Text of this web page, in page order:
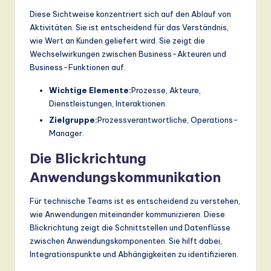
Diese Sichtweise konzentriert sich auf den Ablauf von
Aktivitäten. Sie ist entscheidend für das Verständnis,
wie Wert an Kunden geliefert wird. Sie zeigt die
Wechselwirkungen zwischen Business-Akteuren und
Business-Funktionen auf.
Wichtige Elemente:Prozesse, Akteure,
Dienstleistungen, Interaktionen.
Zielgruppe:Prozessverantwortliche, Operations-
Manager.
Die Blickrichtung
Anwendungskommunikation
Für technische Teams ist es entscheidend zu verstehen,
wie Anwendungen miteinander kommunizieren. Diese
Blickrichtung zeigt die Schnittstellen und Datenflüsse
zwischen Anwendungskomponenten. Sie hilft dabei,
Integrationspunkte und Abhängigkeiten zu identifizieren.